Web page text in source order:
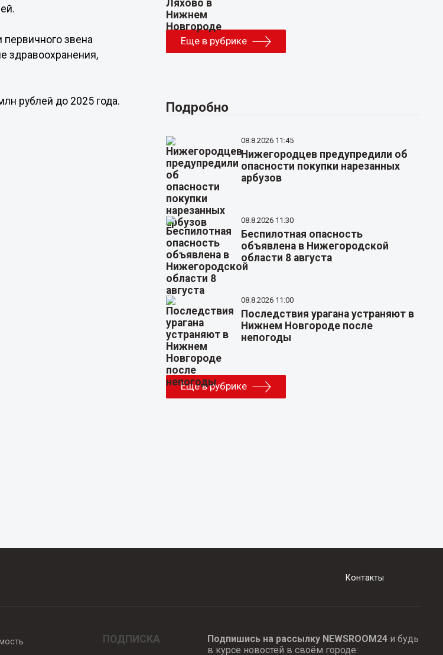
первичного звена
здравоохранения,
рублей до 2025 года.
Еще в рубрике
Подробно
08.8.2026 11:45
Нижегородцев предупредили об
опасности покупки нарезанных
арбузов
08.8.2026 11:30
Беспилотная опасность
объявлена в Нижегородской
области 8 августа
08.8.2026 11:00
Последствия урагана устраняют в
Нижнем Новгороде после
непогоды
Еще в рубрике
Контакты
ПОДПИСКА Подпишись на рассылку NEWSROOM24и будь
в курсе новостей в своём городе: